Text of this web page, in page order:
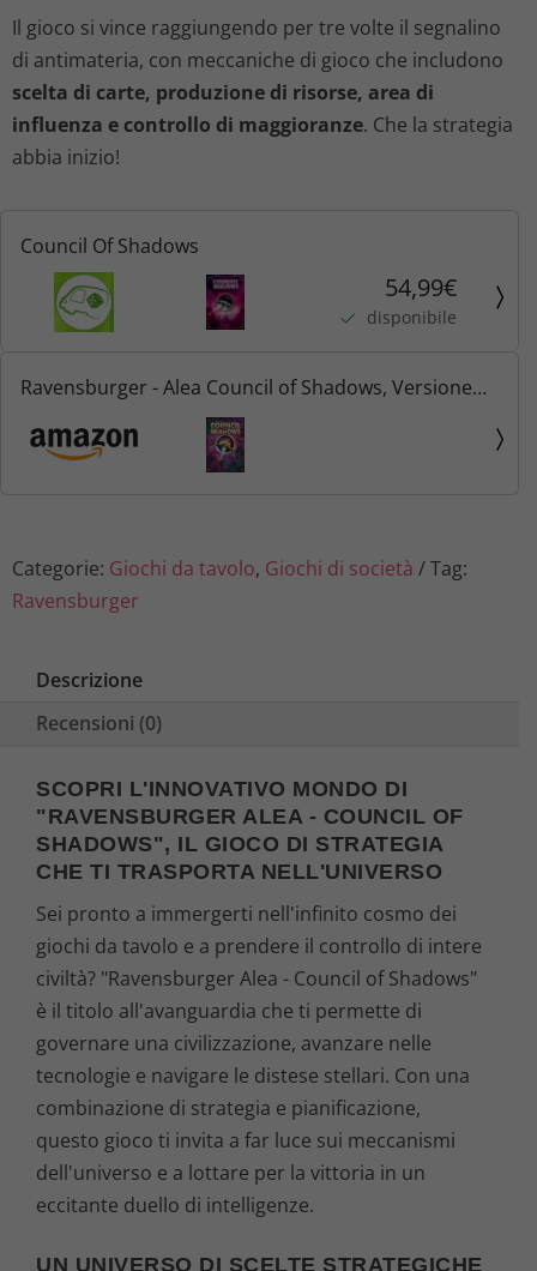
Il gioco si vince raggiungendo per tre volte il segnalino
di antimateria, con meccaniche di gioco che includono
scelta di carte, produzione di risorse, area di
influenza e controllo di maggioranze. Che la strategia
abbia inizio!
Council Of Shadows
54,99€
disponibile
Ravensburger - Alea Council of Shadows, Versione
Italiana, Gioco di Strategia, 2-4 Giocatori, 14+ Anni
Categorie: Giochi da tavolo, Giochi di società
Tag:
Ravensburger
Descrizione
Recensioni (0)
SCOPRI L'INNOVATIVO MONDO DI
"RAVENSBURGER ALEA - COUNCIL OF
SHADOWS", IL GIOCO DI STRATEGIA
CHE TI TRASPORTA NELL'UNIVERSO
Sei pronto a immergerti nell'infinito cosmo dei
giochi da tavolo e a prendere il controllo di intere
civiltà? "Ravensburger Alea - Council of Shadows"
è il titolo all'avanguardia che ti permette di
governare una civilizzazione, avanzare nelle
tecnologie e navigare le distese stellari. Con una
combinazione di strategia e pianificazione,
questo gioco ti invita a far luce sui meccanismi
dell'universo e a lottare per la vittoria in un
eccitante duello di intelligenze.
UN UNIVERSO DI SCELTE STRATEGICHE